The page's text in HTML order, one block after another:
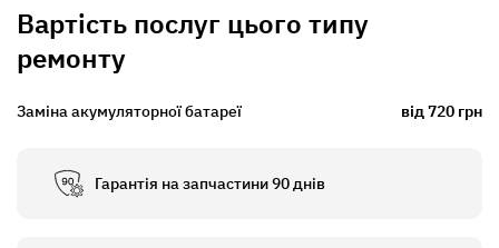
Вартість послуг цього типу
ремонту
Заміна акумуляторної батареї від 720 грн
Гарантія на запчастини 90 днів